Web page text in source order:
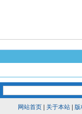
网站首页| 关于本站| 版